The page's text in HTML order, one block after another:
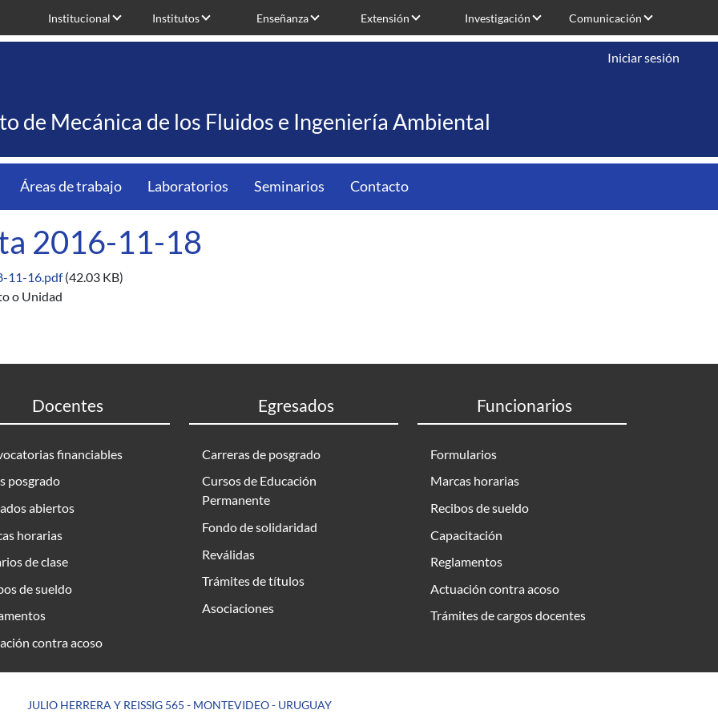
Institucional Institutos Enseñanza Extensión Investigación Comunicación
de Mecánica de los Fluidos e Ingeniería Ambiental
Iniciar sesión
Áreas de trabajo Laboratorios Seminarios Contacto
2016-11-18
11-16.pdf (42.03 KB)
o Unidad
Docentes
financiables
posgrado
abiertos
horarias
de clase
de sueldo
contra acoso
Egresados
Carreras de posgrado
Cursos de Educación
Permanente
Fondo de solidaridad
Reválidas
Trámites de títulos
Asociaciones
Funcionarios
Formularios
Marcas horarias
Recibos de sueldo
Capacitación
Reglamentos
Actuación contra acoso
Trámites de cargos docentes
JULIO HERRERA Y REISSIG 565 - MONTEVIDEO - URUGUAY